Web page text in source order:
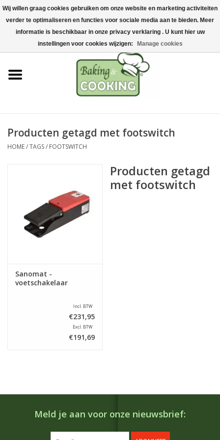
Home
Bak-& kookgerei
Machines & onderdelen
Chocolade & ijsbereiding
Hygiëne & opslag
Producten getagd met footswitch
HOME/TAGS/ FOOTSWITCH
Sanomat -
voetschakelaar
Incl. BTW
€231,95
Excl. BTW
€191,69
Producten getagd
met footswitch
Meld je aan voor onze nieuwsbrief:
Wij willen graag cookies gebruiken om onze website en marketing activiteiten
verder te optimaliseren en functies voor sociale media aan te bieden. Meer
informatie is beschikbaar in onze privacy verklaring . U kunt hier uw
instellingen voor cookies wijzigen:
Manage cookies